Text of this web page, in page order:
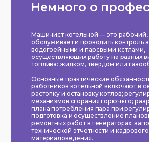
Немного о
Машинист котельной — это рабочий,
обслуживает и проводить контроль
водогрейными и паровыми котлами,
осуществляющих работу на разных
топлива: жидком, твердом или
Основные практические
работников котельной включают в
растопку и остановку котлов;
механизмов сгорания горючего;
плана потребления пара при
подготовка и осуществление
ремонтных работ в генераторах;
технической отчетности и кадрового
материаловедения.